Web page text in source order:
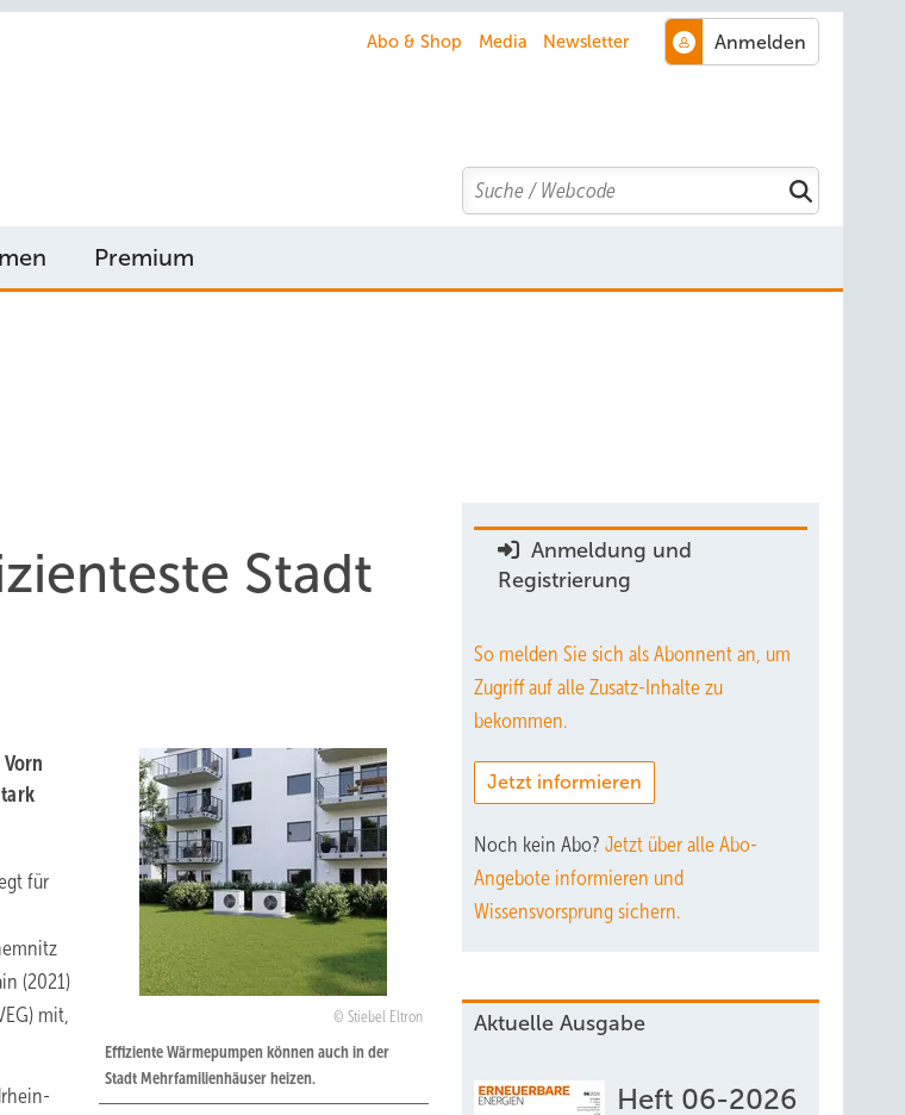
Abo & Shop Media Newsletter
Search
Premium
Stadt
Stiebel Eltron
Effiziente Wärmepumpen können auch in der
Stadt Mehrfamilienhäuser heizen.
für
(2021)
mit,
Anmeldung und
Registrierung
So melden Sie sich als Abonnent an, um
Zugriff auf alle Zusatz-Inhalte zu
bekommen.
Jetzt informieren
Noch kein Abo? Jetzt über alle Abo-
Angebote informieren und
Wissensvorsprung sichern.
Aktuelle Ausgabe
Heft 06-2026